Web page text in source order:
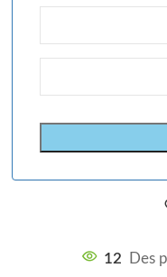
12 Des